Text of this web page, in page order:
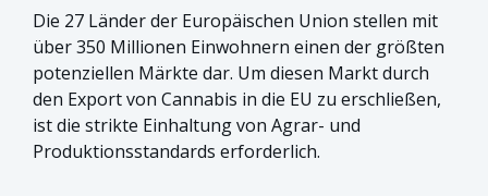
Die 27 Länder der Europäischen Union stellen mit
über 350 Millionen Einwohnern einen der größten
potenziellen Märkte dar. Um diesen Markt durch
den Export von Cannabis in die EU zu erschließen,
ist die strikte Einhaltung von Agrar- und
Produktionsstandards erforderlich.